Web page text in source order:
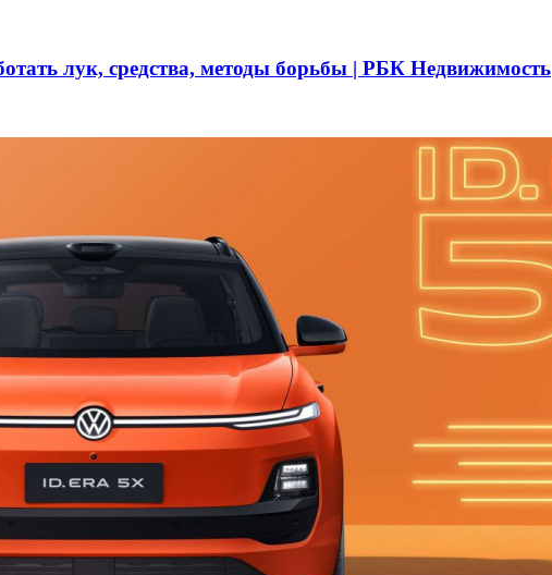
лук, средства, методы борьбы | РБК Недвижимость